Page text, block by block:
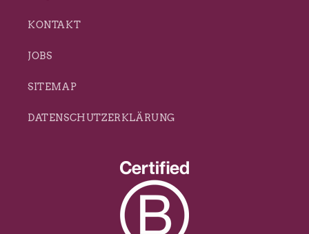
KONTAKT
JOBS
SITEMAP
DATENSCHUTZERKLÄRUNG